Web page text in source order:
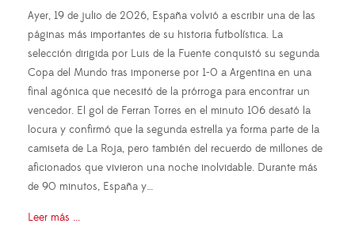
Ayer, 19 de julio de 2026, España volvió a escribir una de las
páginas más importantes de su historia futbolística. La
selección dirigida por Luis de la Fuente conquistó su segunda
Copa del Mundo tras imponerse por 1-0 a Argentina en una
final agónica que necesitó de la prórroga para encontrar un
vencedor. El gol de Ferran Torres en el minuto 106 desató la
locura y confirmó que la segunda estrella ya forma parte de la
camiseta de La Roja, pero también del recuerdo de millones de
aficionados que vivieron una noche inolvidable. Durante más
de 90 minutos, España y…
Leer más ...